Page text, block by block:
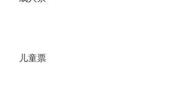
儿童票